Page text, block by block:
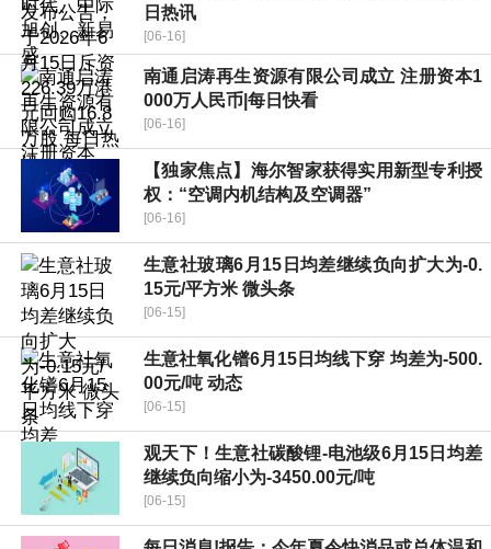
日热讯
[06-16]
南通启涛再生资源有限公司成立 注册资本1
000万人民币|每日快看
[06-16]
【独家焦点】海尔智家获得实用新型专利授
权：“空调内机结构及空调器”
[06-16]
生意社玻璃6月15日均差继续负向扩大为-0.
15元/平方米 微头条
[06-15]
生意社氧化镨6月15日均线下穿 均差为-500.
00元/吨 动态
[06-15]
观天下！生意社碳酸锂-电池级6月15日均差
继续负向缩小为-3450.00元/吨
[06-15]